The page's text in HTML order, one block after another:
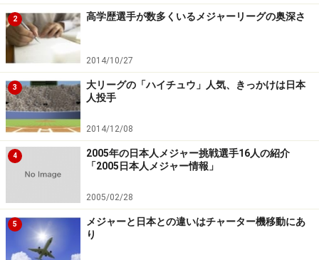
2 高学歴選手が数多くいるメジャーリーグの奥深さ
2014/10/27
3
大リーグの「ハイチュウ」人気、きっかけは日本
人投手
2014/12/08
4
2005年の日本人メジャー挑戦選手16人の紹介
「2005日本人メジャー情報」
2005/02/28
5
メジャーと日本との違いはチャーター機移動にあ
り